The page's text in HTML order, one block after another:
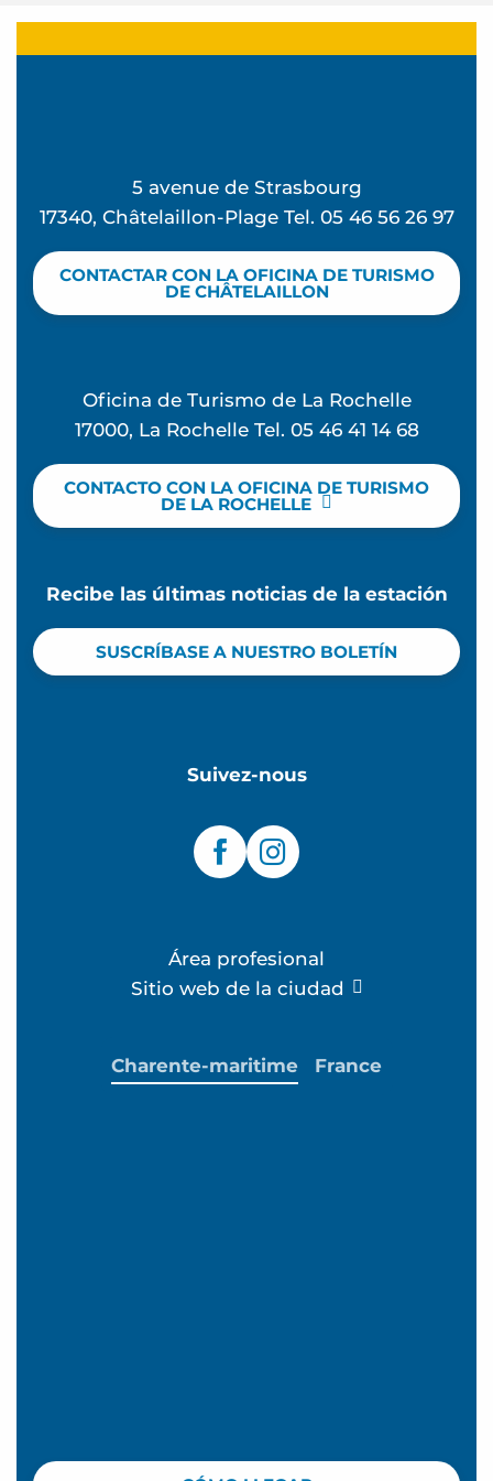
5 avenue de Strasbourg
17340, Châtelaillon-Plage Tel. 05 46 56 26 97
CONTACTAR CON LA OFICINA DE TURISMO
DE CHÂTELAILLON
Oficina de Turismo de La Rochelle
17000, La Rochelle Tel. 05 46 41 14 68
CONTACTO CON LA OFICINA DE TURISMO
DE LA ROCHELLE
Recibe las últimas noticias de la estación
SUSCRÍBASE A NUESTRO BOLETÍN
Suivez-nous
Área profesional
Sitio web de la ciudad
Charente-maritime France